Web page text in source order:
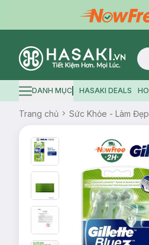
Logo
Hamburger icon
DANH MỤC HASAKI DEALS
Trang chủ Sức Khỏe - Làm Đẹp